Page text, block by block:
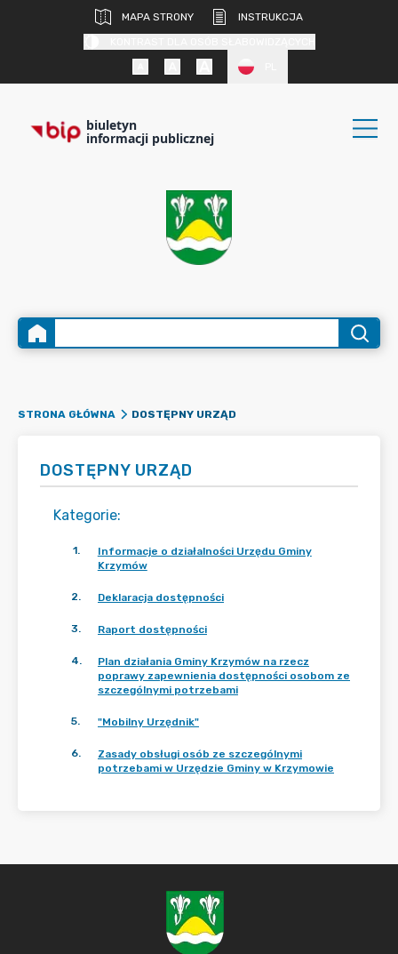
MAPA STRONY
INSTRUKCJA
biuletyn
informacji publicznej
STRONA GŁÓWNA DOSTĘPNY URZĄD
DOSTĘPNY URZĄD
Kategorie:
1.
Informacje o działalności Urzędu Gminy
Krzymów
2. Deklaracja dostępności
3. Raport dostępności
4.
Plan działania Gminy Krzymów na rzecz
poprawy zapewnienia dostępności osobom ze
szczególnymi potrzebami
5. "Mobilny Urzędnik"
6.
Zasady obsługi osób ze szczególnymi
potrzebami w Urzędzie Gminy w Krzymowie